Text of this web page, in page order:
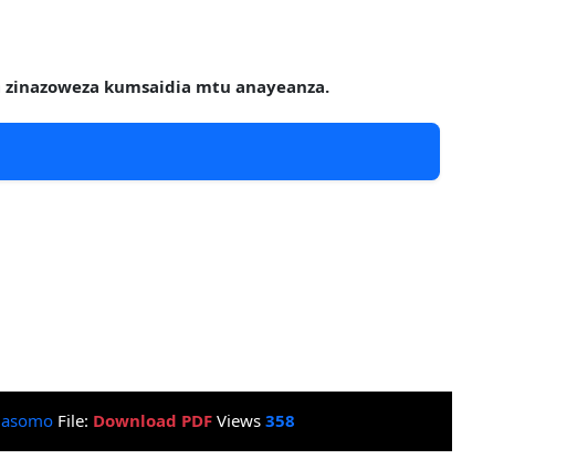
kumsaidia mtu anayeanza.
File: Download PDFViews 358